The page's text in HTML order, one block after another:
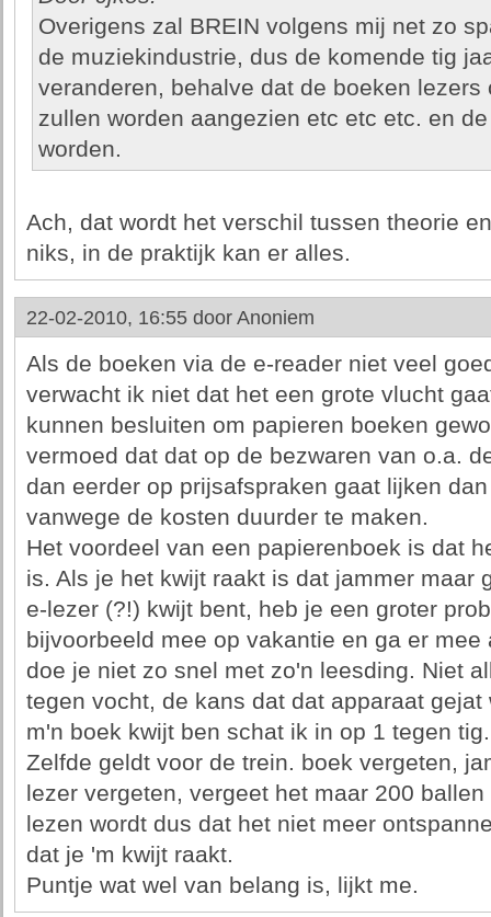
Overigens zal BREIN volgens mij net zo
de muziekindustrie, dus de komende tig
veranderen, behalve dat de boeken
zullen worden aangezien etc etc etc. en
worden.
Ach, dat wordt het verschil tussen theorie
niks, in de praktijk kan er alles.
22-02-2010, 16:55 door Anoniem
Als de boeken via de e-reader niet veel
verwacht ik niet dat het een grote vlucht
kunnen besluiten om papieren boeken
vermoed dat dat op de bezwaren van o.a.
dan eerder op prijsafspraken gaat lijken
vanwege de kosten duurder te maken.
Het voordeel van een papierenboek is dat
is. Als je het kwijt raakt is dat jammer maar
e-lezer (?!) kwijt bent, heb je een groter
bijvoorbeeld mee op vakantie en ga er
doe je niet zo snel met zo'n leesding. Niet
tegen vocht, de kans dat dat apparaat
m'n boek kwijt ben schat ik in op 1 tegen tig.
Zelfde geldt voor de trein. boek vergeten,
lezer vergeten, vergeet het maar 200
lezen wordt dus dat het niet meer
dat je 'm kwijt raakt.
Puntje wat wel van belang is, lijkt me.